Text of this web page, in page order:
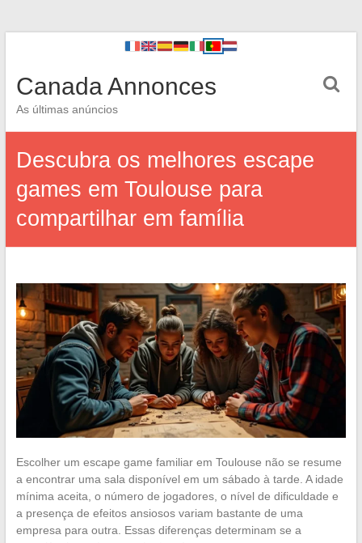
Canada Annonces
As últimas anúncios
Descubra os melhores escape
games em Toulouse para
compartilhar em família
Escolher um escape game familiar em Toulouse não se resume
a encontrar uma sala disponível em um sábado à tarde. A idade
mínima aceita, o número de jogadores, o nível de dificuldade e
a presença de efeitos ansiosos variam bastante de uma
empresa para outra. Essas diferenças determinam se a